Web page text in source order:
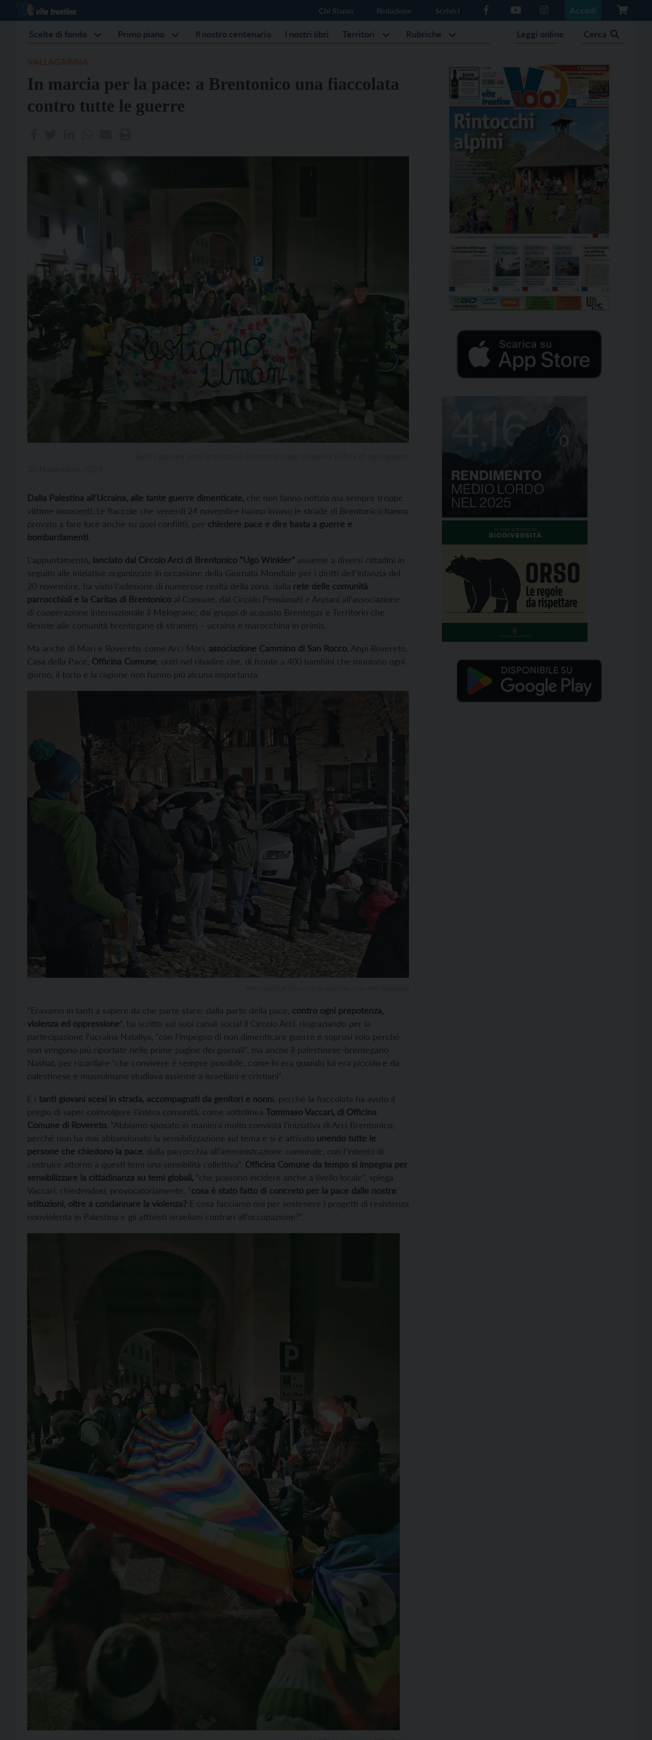
Chi Siamo Redazione Scrivici Accedi
Scelte di fondo Primo piano Il nostro centenario I nostri libri Territori Rubriche Leggi online Cerca
In marcia per la pace: a Brentonico una fiaccolata
contro tutte le guerre
Dalla Palestina all’Ucraina, alle tante guerre dimenticate, che non fanno notizia ma sempre troppe
vittime innocenti. Le fiaccole che venerdì 24 novembre hanno invaso le strade di Brentonico hanno
provato a fare luce anche su quei conflitti, per chiedere pace e dire basta a guerre e
bombardamenti.
L’appuntamento, lanciato dal Circolo Arci di Brentonico “Ugo Winkler” assieme a diversi cittadini in
seguito alle iniziative organizzate in occasione della Giornata Mondiale per i diritti dell’infanzia del
20 novembre, ha visto l’adesione di numerose realtà della zona, dalla rete delle comunità
parrocchiali e la Caritas di Brentonico al Comune, dal Circolo Pensionati e Anziani all’associazione
di cooperazione internazionale il Melograno; dai gruppi di acquisto Brentegas e Territorio che
Resiste alle comunità brentegane di stranieri – ucraina e marocchina in primis.
Ma anche di Mori e Rovereto, come Arci Mori, associazione Cammino di San Rocco, Anpi Rovereto,
Casa della Pace, Officina Comune, uniti nel ribadire che, di fronte a 400 bambini che muoiono ogni
giorno, il torto e la ragione non hanno più alcuna importanza.
“Eravamo in tanti a sapere da che parte stare: dalla parte della pace, contro ogni prepotenza,
violenza ed oppressione”, ha scritto sui suoi canali social il Circolo Arci, ringraziando per la
partecipazione l’ucraina Nataliya, “con l’impegno di non dimenticare guerre e soprusi solo perché
non vengono più riportate nelle prime pagine dei giornali”, ma anche il palestinese-brentegano
Nashat, per ricordare “che convivere é sempre possibile, come lo era quando lui era piccolo e da
palestinese e mussulmano studiava assieme a israeliani e cristiani”.
E i tanti giovani scesi in strada, accompagnati da genitori e nonni, perché la fiaccolata ha avuto il
pregio di saper coinvolgere l’intera comunità, come sottolinea Tommaso Vaccari, di Officina
Comune di Rovereto. “Abbiamo sposato in maniera molto convinta l’iniziativa di Arci Brentonico,
perché non ha mai abbandonato la sensibilizzazione sul tema e si è attivato unendo tutte le
persone che chiedono la pace , dalla parrocchia all’amministrazione comunale, con l’intento di
costruire attorno a questi temi una sensibilità collettiva”. Officina Comune da tempo si impegna per
sensibilizzare la cittadinanza su temi globali, “che possono incidere anche a livello locale”, spiega
Vaccari, chiedendosi, provocatoriamente, “cosa è stato fatto di concreto per la pace dalle nostre
istituzioni, oltre a condannare la violenza? E cosa facciamo noi per sostenere i progetti di resistenza
nonviolenta in Palestina e gli attivisti israeliani contrari all’occupazione?”.